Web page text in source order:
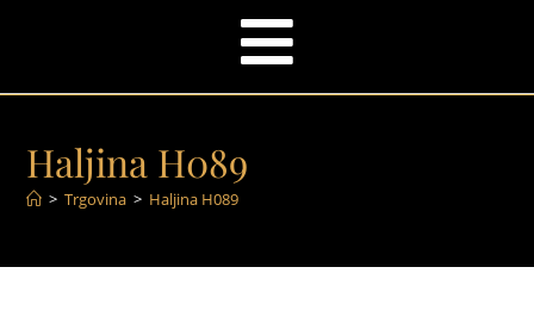
Haljina H089
> Trgovina > Haljina H089